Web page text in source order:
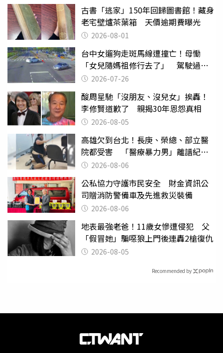
古書「逃家」150年回歸圖書館！藏身
老宅壁爐茶葉箱 天價逾期費曝光
2026-08-01
台中女遛狗走斑馬線遭撞亡！母慟
「女兒隨媽祖修行去了」 駕駛過失
致死判9月
2026-07-26
酸周星馳「沒朋友、沒兒女」挨轟！
李修賢道歉了 親揭30年恩怨真相
2026-08-05
高雄欠到台北！長庚、榮總、部立醫
院都受害 「醫療暴力男」離譜紀錄
曝光2026-08-06
公私協力守護市民安全 財金資訊公
司贈消防警備車及先進救災裝備
2026-08-06
地表最強老爸！11歲女慘遭侵犯 父
「假冒她」騙噁狼上門後連轟2槍復仇
2026-08-05
Recommended by